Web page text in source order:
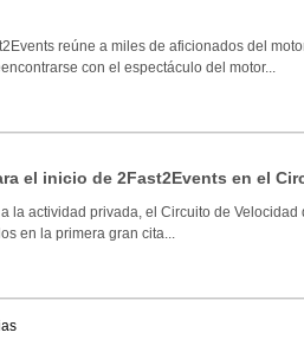
reúne a miles de aficionados del
con el espectáculo del motor...
el inicio de 2Fast2Events en el
la actividad privada, el Circuito de Velocidad
en la primera gran cita...